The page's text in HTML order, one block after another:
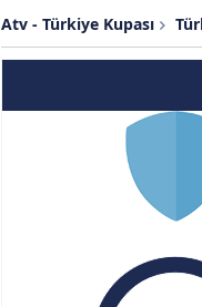
Atv - Türkiye Kupası